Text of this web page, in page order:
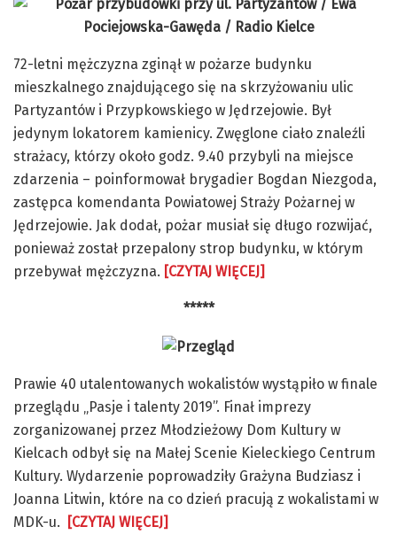
72-letni mężczyzna zginął w pożarze budynku
mieszkalnego znajdującego się na skrzyżowaniu ulic
Partyzantów i Przypkowskiego w Jędrzejowie. Był
jedynym lokatorem kamienicy. Zwęglone ciało znaleźli
strażacy, którzy około godz. 9.40 przybyli na miejsce
zdarzenia – poinformował brygadier Bogdan Niezgoda,
zastępca komendanta Powiatowej Straży Pożarnej w
Jędrzejowie. Jak dodał, pożar musiał się długo rozwijać,
ponieważ został przepalony strop budynku, w którym
przebywał mężczyzna. [CZYTAJ WIĘCEJ]
*****
Prawie 40 utalentowanych wokalistów wystąpiło w finale
przeglądu „Pasje i talenty 2019”. Finał imprezy
zorganizowanej przez Młodzieżowy Dom Kultury w
Kielcach odbył się na Małej Scenie Kieleckiego Centrum
Kultury. Wydarzenie poprowadziły Grażyna Budziasz i
Joanna Litwin, które na co dzień pracują z wokalistami w
MDK-u.
[CZYTAJ WIĘCEJ]